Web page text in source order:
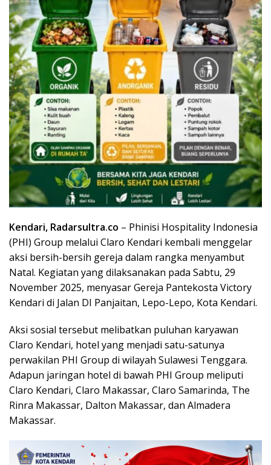
Kendari, Radarsultra.co – Phinisi Hospitality Indonesia
(PHI) Group melalui Claro Kendari kembali menggelar
aksi bersih-bersih gereja dalam rangka menyambut
Natal. Kegiatan yang dilaksanakan pada Sabtu, 29
November 2025, menyasar Gereja Pantekosta Victory
Kendari di Jalan DI Panjaitan, Lepo-Lepo, Kota Kendari.
Aksi sosial tersebut melibatkan puluhan karyawan
Claro Kendari, hotel yang menjadi satu-satunya
perwakilan PHI Group di wilayah Sulawesi Tenggara.
Adapun jaringan hotel di bawah PHI Group meliputi
Claro Kendari, Claro Makassar, Claro Samarinda, The
Rinra Makassar, Dalton Makassar, dan Almadera
Makassar.